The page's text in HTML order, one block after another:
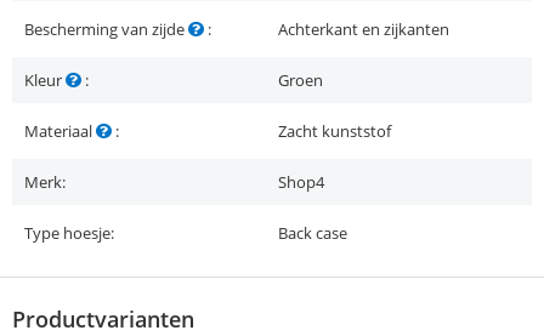
Bescherming van zijde : Achterkant en zijkanten
Kleur : Groen
Materiaal : Zacht kunststof
Merk: Shop4
Type hoesje: Back case
Productvarianten